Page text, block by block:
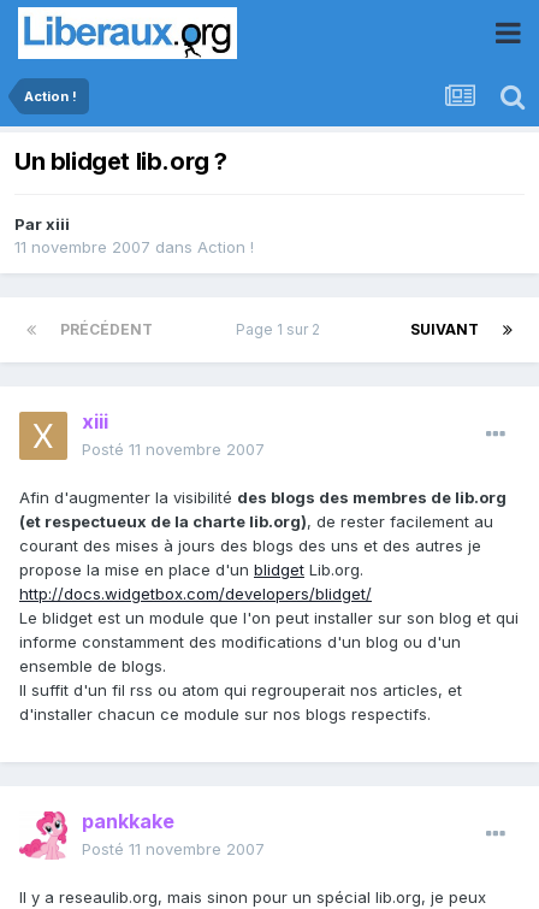
Action !
Un blidget lib.org ?
Parxiii
11 novembre 2007 dans Action !
PRÉCÉDENT SUIVANT
Page 1 sur 2
xiii
Posté 11 novembre 2007
Afin d'augmenter la visibilité des blogs des membres de lib.org
(et respectueux de la charte lib.org), de rester facilement au
courant des mises à jours des blogs des uns et des autres je
propose la mise en place d'un blidget Lib.org.
http://docs.widgetbox.com/developers/blidget/
Le blidget est un module que l'on peut installer sur son blog et qui
informe constamment des modifications d'un blog ou d'un
ensemble de blogs.
Il suffit d'un fil rss ou atom qui regrouperait nos articles, et
d'installer chacun ce module sur nos blogs respectifs.
pankkake
Posté 11 novembre 2007
Il y a reseaulib.org, mais sinon pour un spécial lib.org, je peux